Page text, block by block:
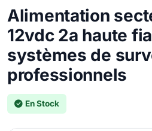
Alimentation
12vdc 2a haute
systèmes de
professionnels
En Stock